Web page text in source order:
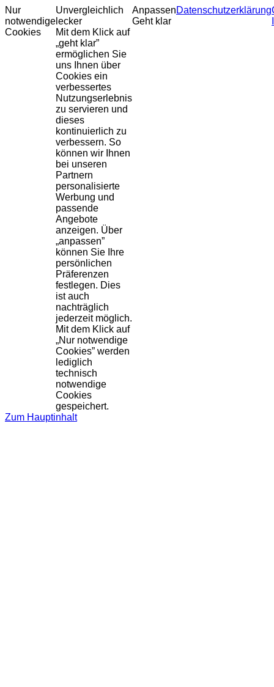
Nur
notwendige
Cookies
Unvergleichlich
lecker
Mit dem Klick auf
„geht klar”
ermöglichen Sie
uns Ihnen über
Cookies ein
verbessertes
Nutzungserlebnis
zu servieren und
dieses
kontinuierlich zu
verbessern. So
können wir Ihnen
bei unseren
Partnern
personalisierte
Werbung und
passende
Angebote
anzeigen. Über
„anpassen”
können Sie Ihre
persönlichen
Präferenzen
festlegen. Dies
ist auch
nachträglich
jederzeit möglich.
Mit dem Klick auf
„Nur notwendige
Cookies” werden
lediglich
technisch
notwendige
Cookies
gespeichert.
Anpassen
Geht klar
Datenschutzerklärung
Zum Hauptinhalt